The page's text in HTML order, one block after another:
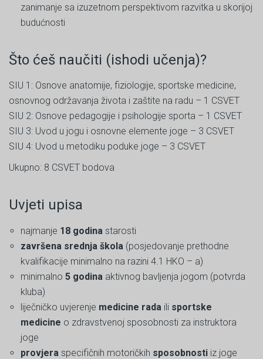
zanimanje sa izuzetnom perspektivom razvitka u skorijoj
budućnosti
Što ćeš naučiti (ishodi učenja)?
SIU 1: Osnove anatomije, fiziologije, sportske medicine,
osnovnog održavanja života i zaštite na radu – 1 CSVET
SIU 2: Osnove pedagogije i psihologije sporta – 1 CSVET
SIU 3: Uvod u jogu i osnovne elemente joge – 3 CSVET
SIU 4: Uvod u metodiku poduke joge – 3 CSVET
Ukupno: 8 CSVET bodova
Uvjeti upisa
najmanje 18 godina starosti
završena srednja škola (posjedovanje prethodne
kvalifikacije minimalno na razini 4.1 HKO – a)
minimalno 5 godina aktivnog bavljenja jogom (potvrda
kluba)
liječničko uvjerenje medicine rada ili sportske
medicine o zdravstvenoj sposobnosti za instruktora
joge
provjera specifičnih motoričkih sposobnosti iz joge